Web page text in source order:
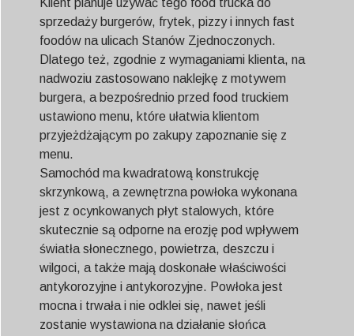
Klient planuje używać tego food trucka do
sprzedaży burgerów, frytek, pizzy i innych fast
foodów na ulicach Stanów Zjednoczonych.
Dlatego też, zgodnie z wymaganiami klienta, na
nadwoziu zastosowano naklejkę z motywem
burgera, a bezpośrednio przed food truckiem
ustawiono menu, które ułatwia klientom
przyjeżdżającym po zakupy zapoznanie się z
menu.
Samochód ma kwadratową konstrukcję
skrzynkową, a zewnętrzna powłoka wykonana
jest z ocynkowanych płyt stalowych, które
skutecznie są odporne na erozję pod wpływem
światła słonecznego, powietrza, deszczu i
wilgoci, a także mają doskonałe właściwości
antykorozyjne i antykorozyjne. Powłoka jest
mocna i trwała i nie odklei się, nawet jeśli
zostanie wystawiona na działanie słońca